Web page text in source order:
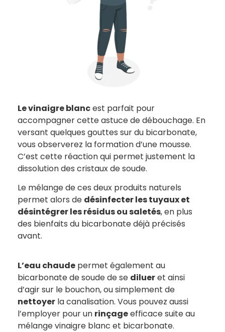
Le vinaigre blancest parfait pour
accompagner cette astuce de débouchage. En
versant quelques gouttes sur du bicarbonate,
vous observerez la formation d’une mousse.
C’est cette réaction qui permet justement la
dissolution des cristaux de soude.
Le mélange de ces deux produits naturels
permet alors de désinfecter les tuyaux et
désintégrer les résidus ou saletés, en plus
des bienfaits du bicarbonate déjà précisés
avant.
L’eau chaude permet également au
bicarbonate de soude de se dilueret ainsi
d’agir sur le bouchon, ou simplement de
nettoyer la canalisation. Vous pouvez aussi
l’employer pour un rinçageefficace suite au
mélange vinaigre blanc et bicarbonate.